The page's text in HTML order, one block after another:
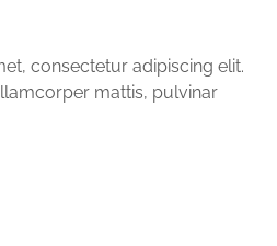
consectetur adipiscing elit.
mattis, pulvinar